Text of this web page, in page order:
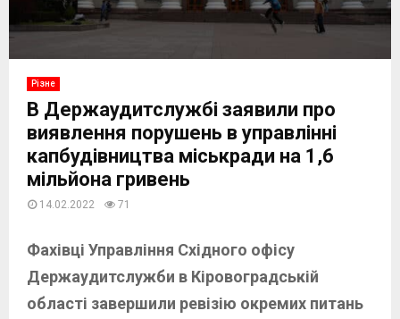
Різне
В Держаудитслужбі заявили про
виявлення порушень в управлінні
капбудівництва міськради на 1,6
мільйона гривень
14.02.2022 71
Фахівці Управління Східного офісу
Держаудитслужби в Кіровоградській
області завершили ревізію окремих питань